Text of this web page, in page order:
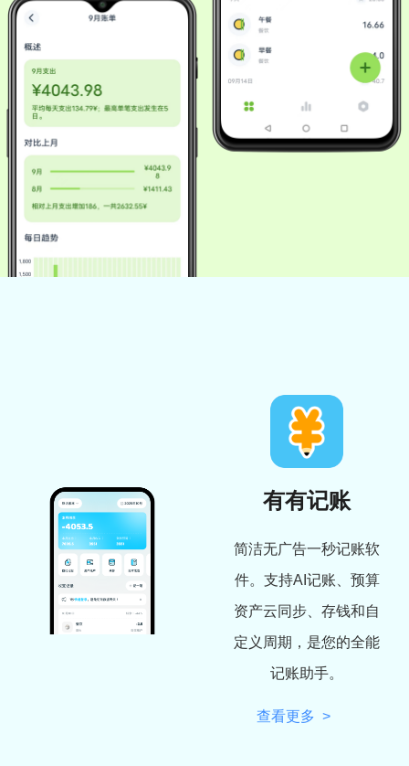
有有记账
简洁无广告一秒记账软
件。支持AI记账、预算
资产云同步、存钱和自
定义周期，是您的全能
记账助手。
查看更多 >